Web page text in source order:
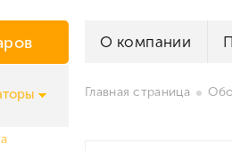
О компании
Главная страница